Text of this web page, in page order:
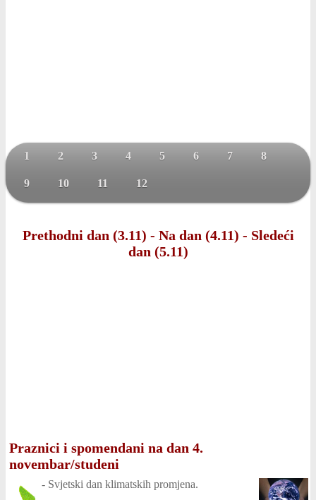
1 2 3 4 5 6 7 8
9 10 11 12
Prethodni dan (3.11) - Na dan (4.11) - Sledeći
dan (5.11)
Praznici i spomendani na dan 4.
novembar/studeni
- Svjetski dan klimatskih promjena.